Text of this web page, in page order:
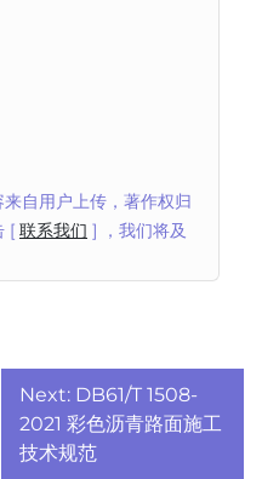
自用户上传，著作权归
[ 联系我们 ] ，我们将及
Next: DB61/T 1508-
2021 彩色沥青路面施工
技术规范